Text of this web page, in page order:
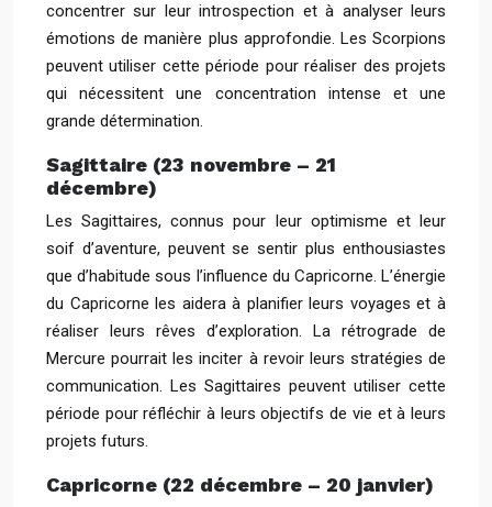
concentrer sur leur introspection et à analyser leurs
émotions de manière plus approfondie. Les Scorpions
peuvent utiliser cette période pour réaliser des projets
qui nécessitent une concentration intense et une
grande détermination.
Sagittaire (23 novembre – 21
décembre)
Les Sagittaires, connus pour leur optimisme et leur
soif d’aventure, peuvent se sentir plus enthousiastes
que d’habitude sous l’influence du Capricorne. L’énergie
du Capricorne les aidera à planifier leurs voyages et à
réaliser leurs rêves d’exploration. La rétrograde de
Mercure pourrait les inciter à revoir leurs stratégies de
communication. Les Sagittaires peuvent utiliser cette
période pour réfléchir à leurs objectifs de vie et à leurs
projets futurs.
Capricorne (22 décembre – 20 janvier)